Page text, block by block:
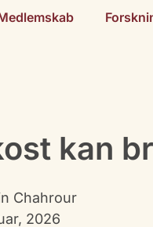
kan
Chahrour
2026